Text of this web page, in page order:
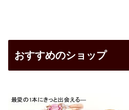
おすすめのショップ